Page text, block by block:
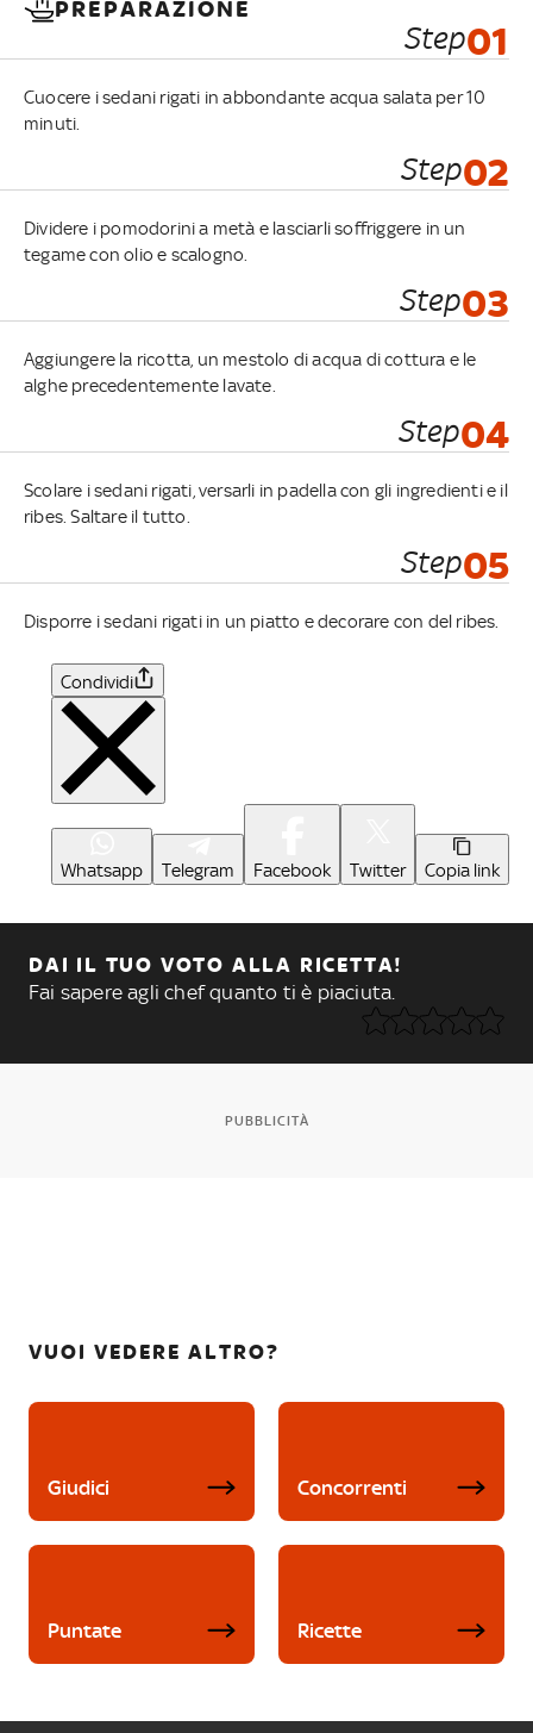
PREPARAZIONE
Step01
Cuocere i sedani rigati in abbondante acqua salata per 10
minuti.
Step02
Dividere i pomodorini a metà e lasciarli soffriggere in un
tegame con olio e scalogno.
Step03
Aggiungere la ricotta, un mestolo di acqua di cottura e le
alghe precedentemente lavate.
Step04
Scolare i sedani rigati, versarli in padella con gli ingredienti e il
ribes. Saltare il tutto.
Step05
Disporre i sedani rigati in un piatto e decorare con del ribes.
Condividi
Whatsapp Telegram Facebook Twitter Copia link
DAI IL TUO VOTO ALLA RICETTA!
Fai sapere agli chef quanto ti è piaciuta.
PUBBLICITÀ
VUOI VEDERE ALTRO?
Giudici Concorrenti
Puntate Ricette